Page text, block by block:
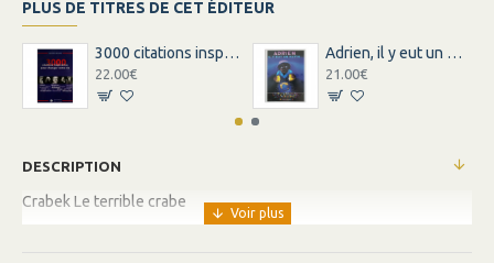
PLUS DE TITRES DE CET ÉDITEUR
3000 citations inspirations inspirantes pour changer votre vie
22.00€
Adrien, il y eut un matin
21.00€
DESCRIPTION
Crabek Le terrible crabe